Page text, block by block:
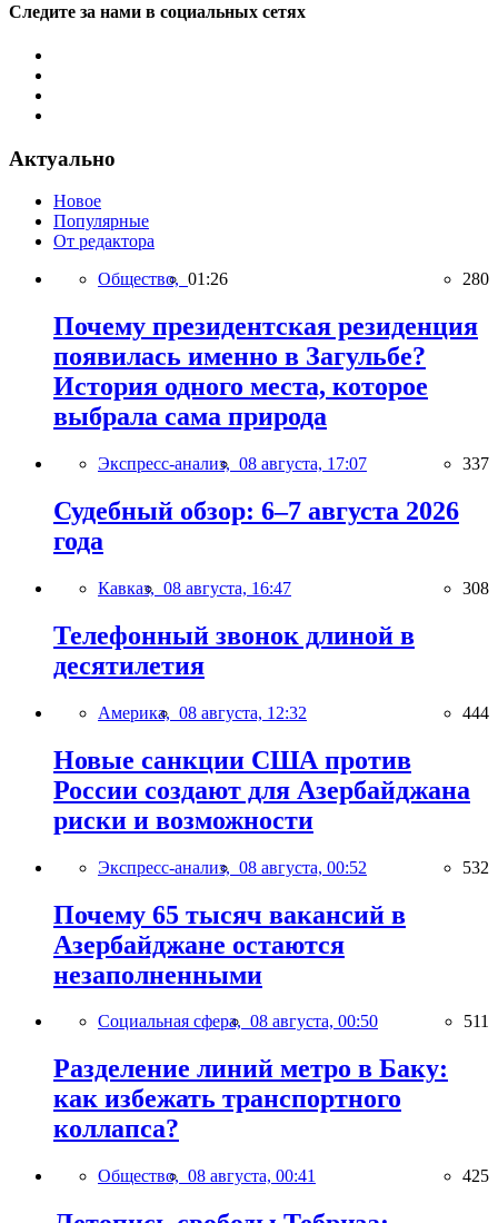
Следите за нами в социальных сетях
Актуально
Новое
Популярные
От редактора
Общество, 01:26 280
Почему президентская резиденция
появилась именно в Загульбе?
История одного места, которое
выбрала сама природа
Экспресс-анализ, 08 августа, 17:07 337
Судебный обзор: 6–7 августа 2026
года
Кавказ, 08 августа, 16:47 308
Телефонный звонок длиной в
десятилетия
Америка, 08 августа, 12:32 444
Новые санкции США против
России создают для Азербайджана
риски и возможности
Экспресс-анализ, 08 августа, 00:52 532
Почему 65 тысяч вакансий в
Азербайджане остаются
незаполненными
Социальная сфера, 08 августа, 00:50 511
Разделение линий метро в Баку:
как избежать транспортного
коллапса?
Общество, 08 августа, 00:41 425